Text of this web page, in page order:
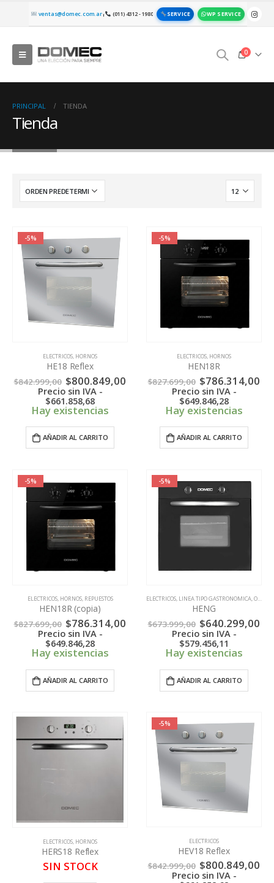
ventas@domec.com.ar| (011) 4312 - 1980 SERVICE WP SERVICE
0
PRINCIPAL TIENDA
Tienda
-5%
ELECTRICOS, HORNOS
HE18 Reflex
$842.999,00 El
precio
original
era:
$842.999,00.
$800.849,00
precio
$800.849,00.
Precio sin IVA -
$661.858,68
Hay existencias
AÑADIR AL CARRITO
-5%
ELECTRICOS, HORNOS
HEN18R
$827.699,00 El
precio
original
era:
$827.699,00.
$786.314,00
Precio sin IVA -
$649.846,28
Hay existencias
AÑADIR AL CARRITO
-5%
ELECTRICOS, HORNOS, REPUESTOS
HEN18R (copia)
$827.699,00 El
precio
original
era:
$786.314,00
$786.314,00.
Precio sin IVA -
$649.846,28
Hay existencias
AÑADIR AL CARRITO
-5%
ELECTRICOS, LINEA TIPO GASTRONOMICA,OFERTAS
HENG
$673.999,00 El
precio
original
era:
$640.299,00
Precio sin IVA -
$579.456,11
Hay existencias
AÑADIR AL CARRITO
ELECTRICOS, HORNOS
HERS18 Reflex
SIN STOCK
-5%
ELECTRICOS
HEV18 Reflex
$842.999,00 El
precio
$800.849,00
Precio sin IVA -